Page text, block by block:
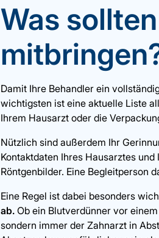
Was
Damit Ihre Behandler ein
wichtigsten ist eine aktuelle Liste
Ihrem Hausarzt oder die
Nützlich sind außerdem Ihr
Kontaktdaten Ihres Hausarztes
Röntgenbilder. Eine Begleitperson
Eine Regel ist dabei besonders
ab. Ob ein Blutverdünner vor
sondern immer der Zahnarzt in